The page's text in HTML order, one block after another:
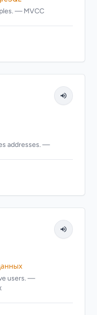
— MVCC
addresses. —
users. —